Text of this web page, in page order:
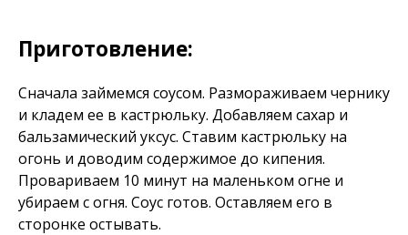
Приготовление:
Сначала займемся соусом. Размораживаем чернику
и кладем ее в кастрюльку. Добавляем сахар и
бальзамический уксус. Ставим кастрюльку на
огонь и доводим содержимое до кипения.
Провариваем 10 минут на маленьком огне и
убираем с огня. Соус готов. Оставляем его в
сторонке остывать.